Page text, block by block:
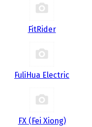
FitRider
FuliHua Electric
FX (Fei Xiong)